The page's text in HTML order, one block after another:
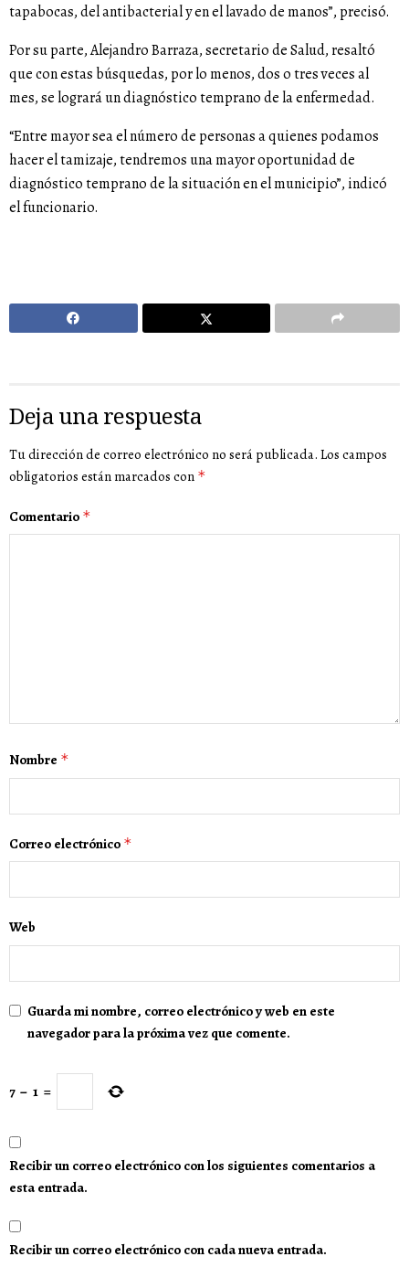
tapabocas, del antibacterial y en el lavado de manos”, precisó.
Por su parte, Alejandro Barraza, secretario de Salud, resaltó
que con estas búsquedas, por lo menos, dos o tres veces al
mes, se logrará un diagnóstico temprano de la enfermedad.
“Entre mayor sea el número de personas a quienes podamos
hacer el tamizaje, tendremos una mayor oportunidad de
diagnóstico temprano de la situación en el municipio”, indicó
el funcionario.
Deja una respuesta
Tu dirección de correo electrónico no será publicada. Los campos
obligatorios están marcados con *
Comentario *
Nombre *
Correo electrónico *
Web
Guarda mi nombre, correo electrónico y web en este
navegador para la próxima vez que comente.
7 − 1 =
Recibir un correo electrónico con los siguientes comentarios a
esta entrada.
Recibir un correo electrónico con cada nueva entrada.